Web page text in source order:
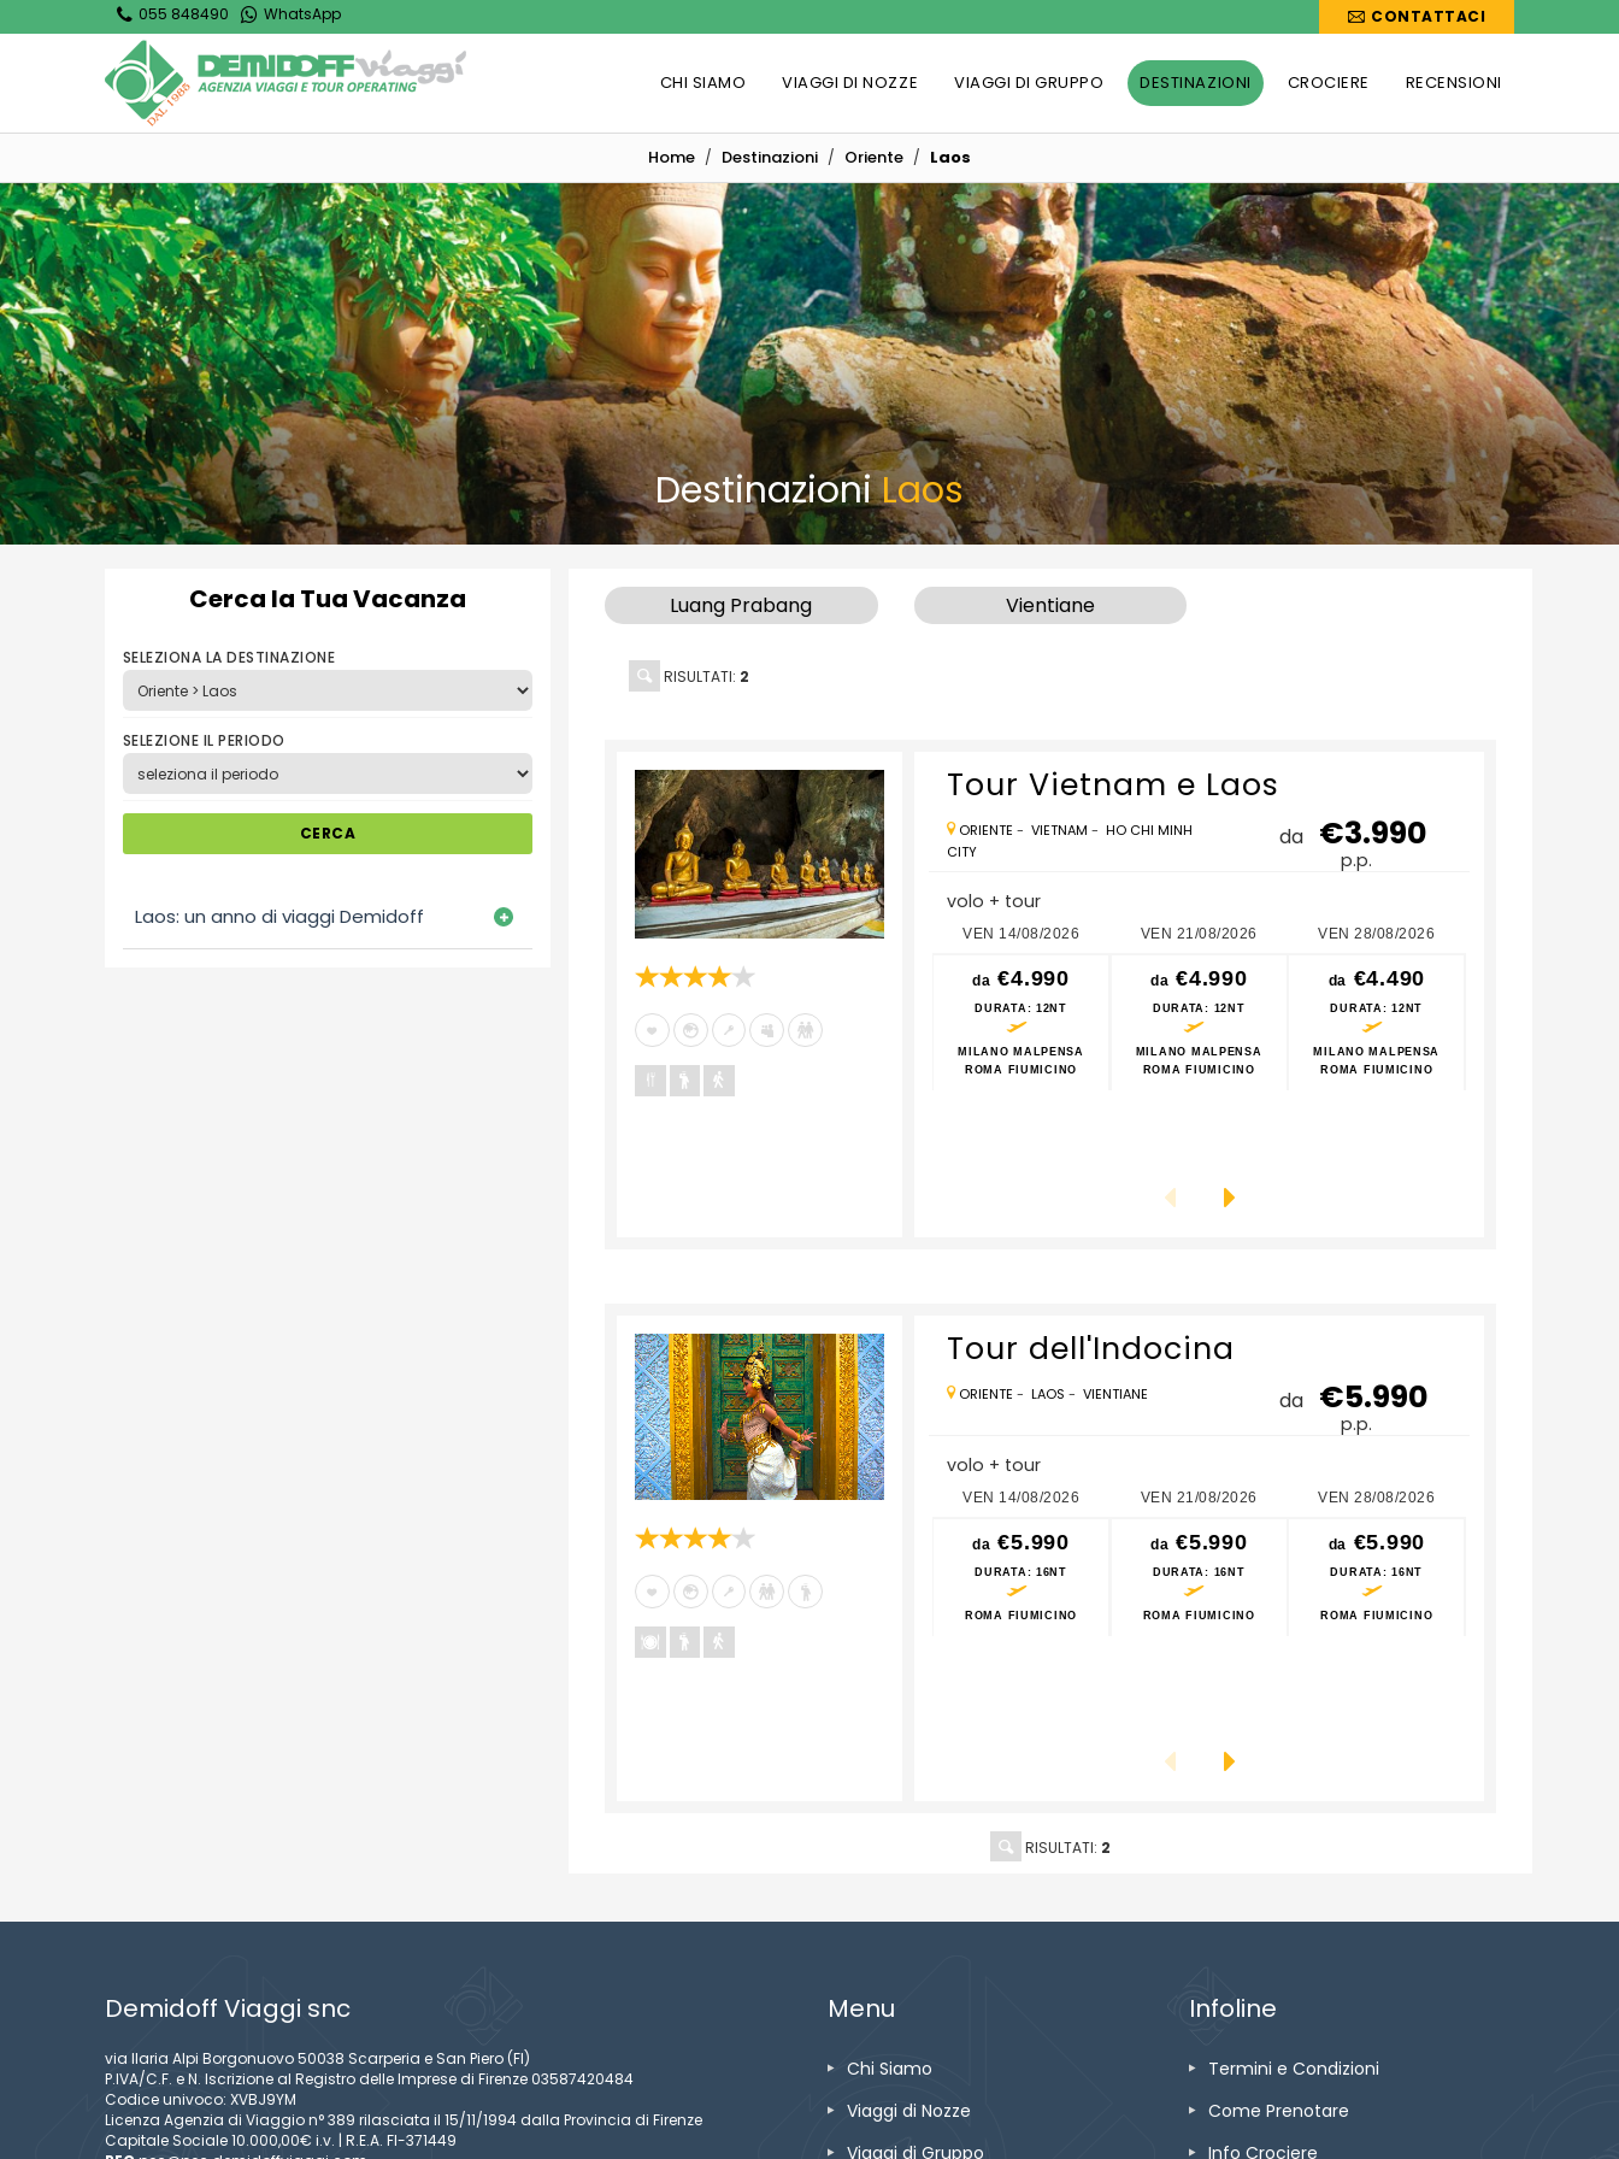
055 848490 WhatsApp CONTATTACI
CHI SIAMO VIAGGI DI NOZZE VIAGGI DI GRUPPO DESTINAZIONI CROCIERE RECENSIONI
Home Destinazioni Oriente Laos
DestinazioniLaos
Cerca la Tua Vacanza
SELEZIONA LA DESTINAZIONE
SELEZIONE IL PERIODO
CERCA
Laos: un anno di viaggi Demidoff
Luang Prabang Vientiane
RISULTATI: 2
Tour Vietnam e Laos
ORIENTE - VIETNAM - HO CHI MINH
CITY
da €3.990
p.p.
volo + tour
VEN 14/08/2026
da €4.990
DURATA : 12NT
MILANO MALPENSA
ROMA FIUMICINO
VEN 21/08/2026
da €4.990
DURATA: 12NT
MILANO MALPENSA
ROMA FIUMICINO
VEN 28/08/2026
da €4.490
DURATA : 12NT
MILANO MALPENSA
ROMA FIUMICINO
Tour dell'Indocina
ORIENTE - LAOS - VIENTIANE da €5.990
p.p.
volo + tour
VEN 14/08/2026
da €5.990
DURATA : 16NT
ROMA FIUMICINO
VEN 21/08/2026
da €5.990
DURATA: 16NT
ROMA FIUMICINO
VEN 28/08/2026
da €5.990
DURATA : 16NT
ROMA FIUMICINO
RISULTATI: 2
Demidoff Viaggi snc
via Ilaria Alpi Borgonuovo 50038 Scarperia e San Piero (FI)
P.IVA/C.F. e N. Iscrizione al Registro delle Imprese di Firenze 03587420484
Codice univoco: XVBJ9YM
Licenza Agenzia di Viaggio n° 389 rilasciata il 15/11/1994 dalla Provincia di Firenze
Capitale Sociale 10.000,00€ i.v. | R.E.A. FI-371449
Menu
Chi Siamo
Viaggi di Nozze
Viaggi di Gruppo
Infoline
Termini e Condizioni
Come Prenotare
Info Crociere